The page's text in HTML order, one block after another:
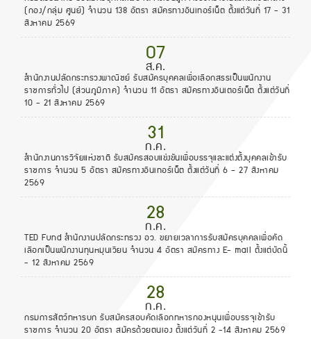
(กอง/กลุ่ม ศูนย์) จำนวน 138 อัตรา สมัครทางอินเทอร์เน็ต ตั้งแต่วันที่ 17 - 31
สิงหาคม 2569
07
ส.ค.
สำนักงานปลัดกระทรวงพาณิชย์ รับสมัครบุคคลเพื่อเลือกสรรเป็นพนักงาน
ราชการทั่วไป (ส่วนภูมิภาค) จำนวน 11 อัตรา สมัครทางอินเตอร์เน็ต ตั้งแต่วันที่
10 - 21 สิงหาคม 2569
31
ก.ค.
สำนักงานการวิจัยแห่งชาติ รับสมัครสอบแข่งขันเพื่อบรรจุและแต่งตั้งบุคคลเข้ารับ
ราชการ จำนวน 5 อัตรา สมัครทางอินเทอร์เน็ต ตั้งแต่วันที่ 6 - 27 สิงหาคม
2569
28
ก.ค.
TED Fund สำนักงานปลัดกระทรวง อว. ขยายเวลาการรับสมัครบุคคลเพื่อคัด
เลือกเป็นพนักงานทุนหมุนเวียน จำนวน 4 อัตรา สมัครทาง E- mail ตั้งแต่บัดนี้
- 12 สิงหาคม 2569
28
ก.ค.
กรมการสัตว์ทหารบก รับสมัครสอบคัดเลือกทหารกองหนุนเพื่อบรรจุเข้ารับ
ราชการ จำนวน 20 อัตรา สมัครด้วยตนเอง ตั้งแต่วันที่ 2 -14 สิงหาคม 2569